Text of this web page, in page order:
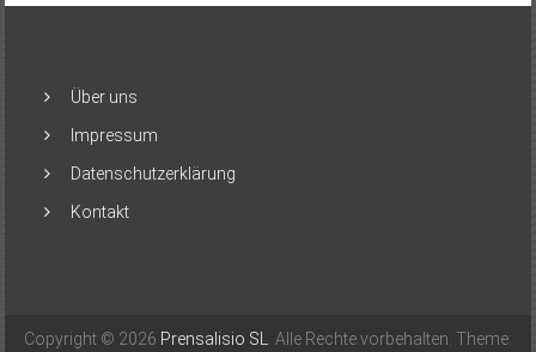
Über uns
Impressum
Datenschutzerklärung
Kontakt
Copyright © 2026 Prensalisio SL. Alle Rechte vorbehalten. Theme: